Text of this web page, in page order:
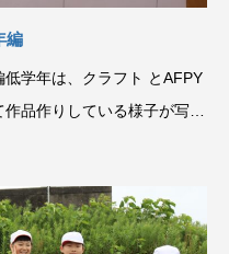
編
学年は、クラフト とAFPY
品作りしている様子が写真